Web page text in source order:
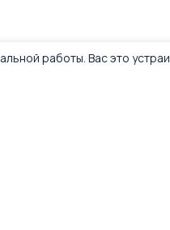
работы. Вас это